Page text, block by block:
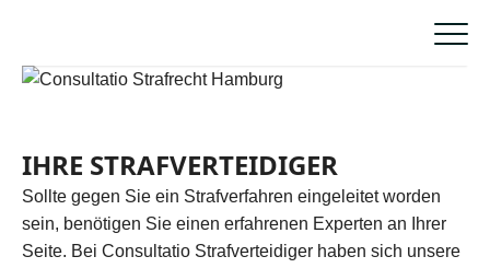
IHRE STRAFVERTEIDIGER
Sollte gegen Sie ein Strafverfahren eingeleitet worden
sein, benötigen Sie einen erfahrenen Experten an Ihrer
Seite. Bei Consultatio Strafverteidiger haben sich unsere